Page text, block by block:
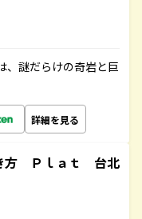
、謎だらけの奇岩と巨
詳細を見る
方 Ｐｌａｔ 台北